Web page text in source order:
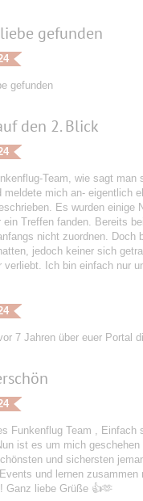
gefunden
gefunden
den 2. Blick
Team, wie sagt
meldete mich an- eigentlich
Es wurden
ein Treffen fanden. Bereits
nicht zuordnen.
jedoch keiner sich
verliebt. Ich bin einfach nur
7 Jahren über euer Portal
Funkenflug Team ,
ist es um mich
und sichersten
und lernen
Ganz liebe Grüße 👍🫶